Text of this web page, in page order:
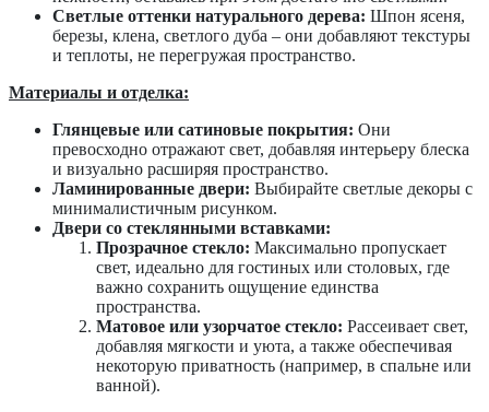
Светлые оттенки натурального дерева: Шпон ясеня,
березы, клена, светлого дуба – они добавляют текстуры
и теплоты, не перегружая пространство.
Материалы и отделка:
Глянцевые или сатиновые покрытия: Они
превосходно отражают свет, добавляя интерьеру блеска
и визуально расширяя пространство.
Ламинированные двери: Выбирайте светлые декоры с
минималистичным рисунком.
Двери со стеклянными вставками:
Прозрачное стекло: Максимально пропускает
свет, идеально для гостиных или столовых, где
важно сохранить ощущение единства
пространства.
Матовое или узорчатое стекло: Рассеивает свет,
добавляя мягкости и уюта, а также обеспечивая
некоторую приватность (например, в спальне или
ванной).